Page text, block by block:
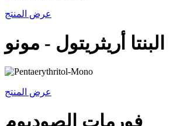
عرض المنتج
البنتا أريثريتول - مونو
عرض المنتج
فورمات الصوديوم